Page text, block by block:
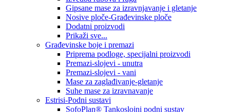
Gipsane mase za izravnjavanje i gletanje
Nosive ploče-Građevinske ploče
Dodatni proizvodi
Prikaži sve...
Građevinske boje i premazi
Priprema podloge, specijalni proizvodi
Premazi-slojevi - unutra
Premazi-slojevi - vani
Mase za zaglađivanje-gletanje
Suhe mase za izravnavanje
Estrisi-Podni sustavi
SofoPlan® Tankoslojni podni sustav